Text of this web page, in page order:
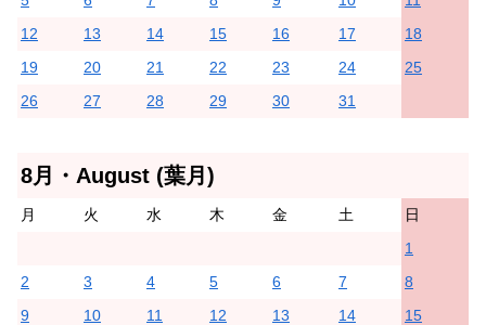
12
13 14 15 16 17
18
19
20 21 22 23 24
25
26
27 28 29 30 31
8月・August (葉月)
月 火 水 木 金 土
日
1
2
3 4 5 6 7
8
9
10 11 12 13 14
15